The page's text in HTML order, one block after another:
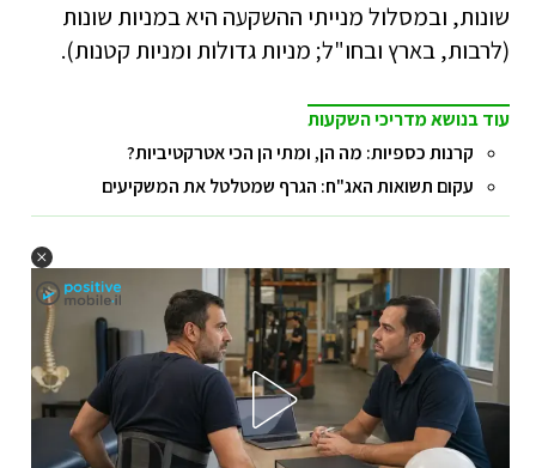
שונות, ובמסלול מנייתי ההשקעה היא במניות שונות
(לרבות, בארץ ובחו"ל; מניות גדולות ומניות קטנות).
עוד בנושא מדריכי השקעות
קרנות כספיות: מה הן, ומתי הן הכי אטרקטיביות?
עקום תשואות האג"ח: הגרף שמטלטל את המשקיעים